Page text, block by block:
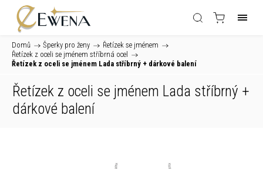
Domů / Šperky pro ženy / Řetízek se jménem /
Řetízek z oceli se jménem stříbrná ocel /
Řetízek z oceli se jménem Lada stříbrný + dárkové balení
Řetízek z oceli se jménem Lada stříbrný +
dárkové balení